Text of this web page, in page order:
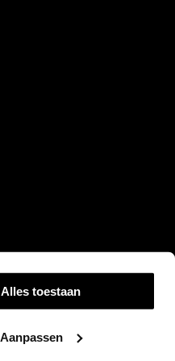
Alles toestaan
Aanpassen